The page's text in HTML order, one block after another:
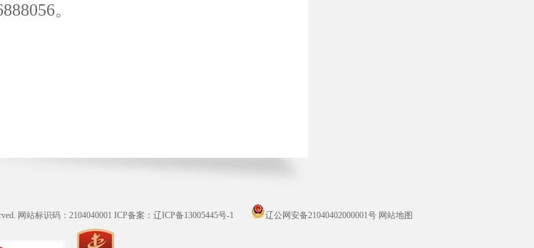
。
网站标识码：2104040001 ICP备案：辽ICP备13005445号-1 辽公网安备21040402000001号 网站地图